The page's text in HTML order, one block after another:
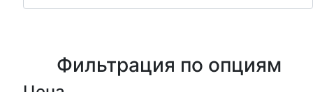
Фильтрация по опциям